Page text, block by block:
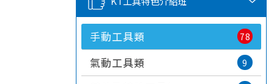
手動工具類 78
氣動工具類 9